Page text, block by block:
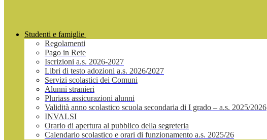
Studenti e famiglie
Regolamenti
Pago in Rete
Iscrizioni a.s. 2026-2027
Libri di testo adozioni a.s. 2026/2027
Servizi scolastici dei Comuni
Alunni stranieri
Pluriass assicurazioni alunni
Validità anno scolastico scuola secondaria di I grado – a.s. 2025/2026
INVALSI
Orario di apertura al pubblico della segreteria
Calendario scolastico e orari di funzionamento a.s. 2025/26